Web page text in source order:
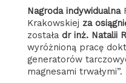
Nagroda indywidualna
Krakowskiej za
została dr inż. Natalii
wyróżnioną pracę
generatorów
magnesami trwałymi”.